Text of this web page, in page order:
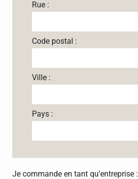
Rue :
Code postal :
Ville :
Pays :
Je commande en tant qu’entreprise :